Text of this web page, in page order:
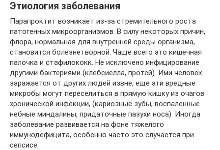
Этиология заболевания
Парапроктит возникает из-за стремительного роста
патогенных микроорганизмов. В силу некоторых причин,
флора, нормальная для внутренней среды организма,
становится болезнетворной. Чаще всего это кишечная
палочка и стафилококк. Не исключено инфицирование
другими бактериями (клебсиелла, протей). Ими человек
заражается от других людей извне, еще эти вредные
микробы могут переселиться в прямую кишку из очагов
хронической инфекции, (кариозные зубы, воспаленные
небные миндалины, придаточные пазухи носа). Иногда
заболевание развивается на фоне тяжелого
иммунодефицита, особенно часто это случается при
сепсисе.